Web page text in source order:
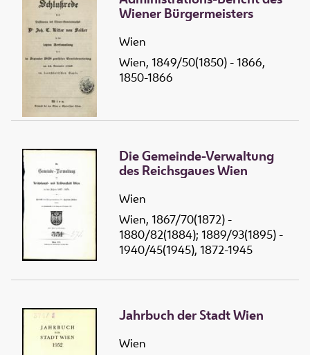
Wiener Bürgermeisters
Wien
Wien, 1849/50(1850) - 1866,
1850-1866
Die Gemeinde-Verwaltung
des Reichsgaues Wien
Wien
Wien, 1867/70(1872) -
1880/82(1884); 1889/93(1895) -
1940/45(1945), 1872-1945
Jahrbuch der Stadt Wien
Wien